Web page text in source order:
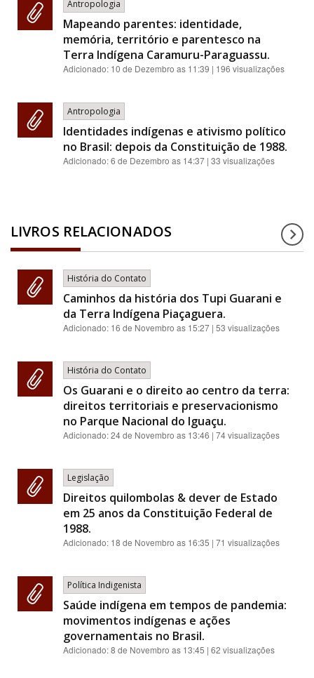
Antropologia
Mapeando parentes: identidade,
memória, território e parentesco na
Terra Indígena Caramuru-Paraguassu.
Adicionado: 10 de Dezembro as 11:39 | 196 visualizações
Antropologia
Identidades indígenas e ativismo político
no Brasil: depois da Constituição de 1988.
Adicionado:6 de Dezembro as 14:37 | 33 visualizações
LIVROS RELACIONADOS
História do Contato
Caminhos da história dos Tupi Guarani e
da Terra Indígena Piaçaguera.
Adicionado: 16 de Novembro as 15:27 | 53 visualizações
História do Contato
Os Guarani e o direito ao centro da terra:
direitos territoriais e preservacionismo
no Parque Nacional do Iguaçu.
Adicionado:24 de Novembro as 13:46 | 74 visualizações
Legislação
Direitos quilombolas & dever de Estado
em 25 anos da Constituição Federal de
1988.
Adicionado: 18 de Novembro as 16:35 | 71 visualizações
Política Indigenista
Saúde indígena em tempos de pandemia:
movimentos indígenas e ações
governamentais no Brasil.
Adicionado:8 de Novembro as 13:45 | 62 visualizações